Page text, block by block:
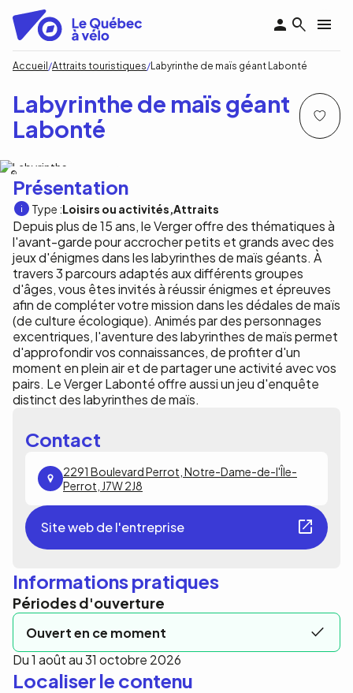
contenu
principal
Fil
d'Ariane
Accueil Attraits touristiques Labyrinthe de maïs géant Labonté
Labyrinthe de maïs géant
Labonté
Présentation
Type :Loisirs ou activités Attraits
Depuis plus de 15 ans, le Verger offre des thématiques à
l'avant-garde pour accrocher petits et grands avec des
jeux d'énigmes dans les labyrinthes de maïs géants. À
travers 3 parcours adaptés aux différents groupes
d'âges, vous êtes invités à réussir énigmes et épreuves
afin de compléter votre mission dans les dédales de maïs
(de culture écologique). Animés par des personnages
excentriques, l'aventure des labyrinthes de maïs permet
d'approfondir vos connaissances, de profiter d'un
moment en plein air et de partager une activité avec vos
pairs. Le Verger Labonté offre aussi un jeu d'enquête
distinct des labyrinthes de maïs.
Contact
2291 Boulevard Perrot, Notre-Dame-de-l'Île-
Perrot, J7W 2J8
Site web de l'entreprise
Informations pratiques
Périodes d'ouverture
Ouvert en ce moment
Du 1 août au 31 octobre 2026
Localiser le contenu